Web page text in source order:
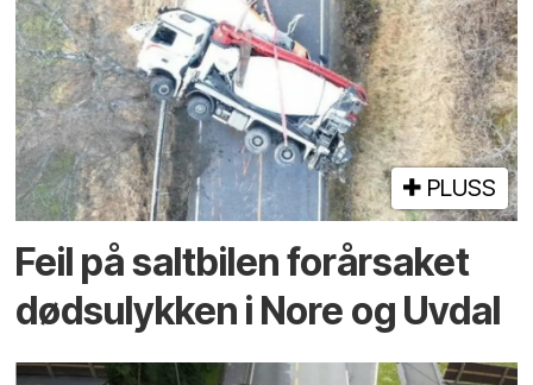
PLUSS
Feil på saltbilen forårsaket
dødsulykken i Nore og Uvdal